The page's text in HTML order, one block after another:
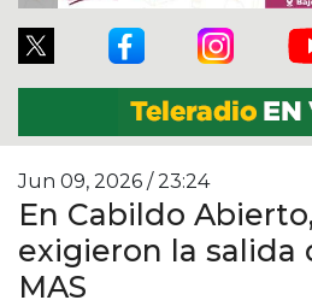
Jun 09, 2026 / 23:24
En Cabildo
exigieron la salida
MAS